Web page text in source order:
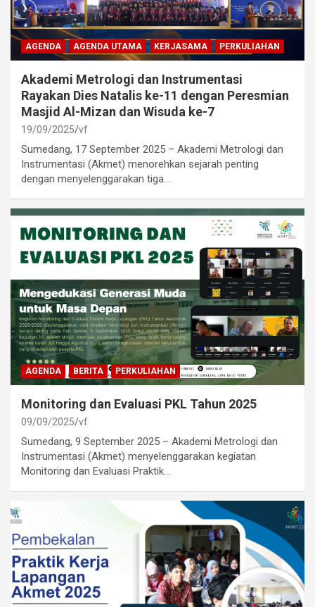
AGENDA AGENDA UTAMA KERJASAMA PERKULIAHAN
Akademi Metrologi dan Instrumentasi
Rayakan Dies Natalis ke-11 dengan Peresmian
Masjid Al-Mizan dan Wisuda ke-7
19/09/2025 vf
Sumedang, 17 September 2025 – Akademi Metrologi dan
Instrumentasi (Akmet) menorehkan sejarah penting
dengan menyelenggarakan tiga…
AGENDA BERITA PERKULIAHAN
Monitoring dan Evaluasi PKL Tahun 2025
09/09/2025 vf
Sumedang, 9 September 2025 – Akademi Metrologi dan
Instrumentasi (Akmet) menyelenggarakan kegiatan
Monitoring dan Evaluasi Praktik…